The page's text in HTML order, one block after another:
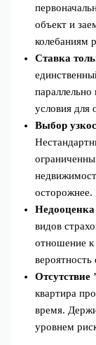
объект и
колебаниям
Ставка
параллельно
условия для
Выбор
осторожнее.
Недооценка
видов
отношение
квартира
время.
уровнем